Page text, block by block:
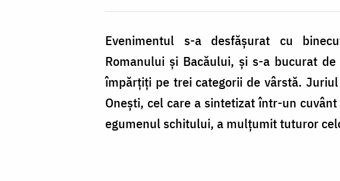
Evenimentul s-a desfășurat cu
Romanului și Bacăului, și s-a bucurat
împărțiți pe trei categorii de vârstă.
Onești, cel care a sintetizat într-un
egumenul schitului, a mulțumit tuturor